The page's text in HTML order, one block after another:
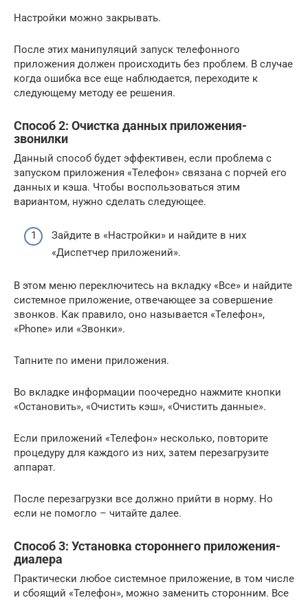
Настройки можно закрывать.
После этих манипуляций запуск телефонного
приложения должен происходить без проблем. В случае
когда ошибка все еще наблюдается, переходите к
следующему методу ее решения.
Способ 2: Очистка данных приложения-
звонилки
Данный способ будет эффективен, если проблема с
запуском приложения «Телефон» связана с порчей его
данных и кэша. Чтобы воспользоваться этим
вариантом, нужно сделать следующее.
Зайдите в «Настройки» и найдите в них
«Диспетчер приложений».
В этом меню переключитесь на вкладку «Все» и найдите
системное приложение, отвечающее за совершение
звонков. Как правило, оно называется «Телефон»,
«Phone» или «Звонки».
Тапните по имени приложения.
Во вкладке информации поочередно нажмите кнопки
«Остановить», «Очистить кэш», «Очистить данные».
Если приложений «Телефон» несколько, повторите
процедуру для каждого из них, затем перезагрузите
аппарат.
После перезагрузки все должно прийти в норму. Но
если не помогло – читайте далее.
Способ 3: Установка стороннего приложения-
диалера
Практически любое системное приложение, в том числе
и сбоящий «Телефон», можно заменить сторонним. Все